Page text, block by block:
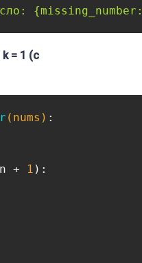
= 1 (с
(nums) :
+ 1 ):